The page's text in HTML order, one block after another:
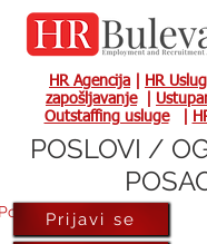
HR Agencija HR
zapošljavanje|
Outstaffing usluge|
Prijavi se
POSLOVI /